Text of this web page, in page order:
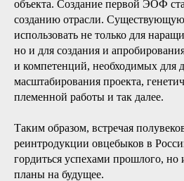
объекта. Создание первой ЭОФ
созданию отрасли.
использовать не только для
но и для создания и
и компетенций, необходимых для
масштабирования проекта,
племенной работы и так далее.
Таким образом, встречая
реинтродукции овцебыков в
гордиться успехами прошлого, но
планы на будущее.